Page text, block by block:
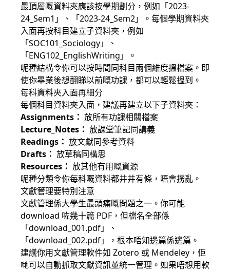
最頂層嘅資料夾應該按學期劃分，例如「2023-
24_Sem1」、「2023-24_Sem2」。每個學期資料夾
入面再按科目建立子資料夾，例如
「SOC101_Sociology」、
「ENG102_EnglishWriting」。
呢種結構令你可以按時間同科目兩個維度搵檔案。即
使你畢業後想翻睇以前嘅功課，都可以輕鬆搵到。
每科資料夾入面再細分
每個科目資料夾入面，建議再建立以下子資料夾：
Assignments： 放所有功課相關檔案
Lecture_Notes： 放課堂筆記同講義
Readings： 放文獻同參考資料
Drafts： 放草稿同構思
Resources： 放其他有用嘅資源
呢種分類令你每科嘅資料都井井有條，唔會撈亂。
文獻管理要特別注意
文獻管理係大學生最頭痛嘅問題之一。你可能
download 咗幾十篇 PDF，但檔名全部係
「download_001.pdf」、
「download_002.pdf」，根本唔知邊篇係邊篇。
建議你用文獻管理軟件如 Zotero 或 Mendeley，佢
哋可以自動抓取文獻資訊並統一管理。如果唔想用軟